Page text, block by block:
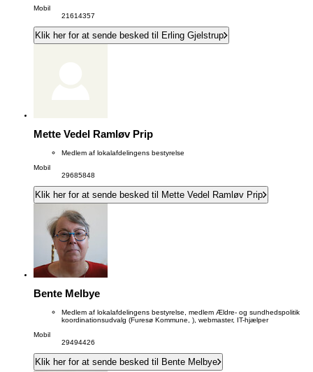
Mobil
21614357
Klik her for at sende besked til Erling Gjelstrup
Mette Vedel Ramløv Prip
Medlem af lokalafdelingens bestyrelse
Mobil
29685848
Klik her for at sende besked til Mette Vedel Ramløv Prip
Bente Melbye
Medlem af lokalafdelingens bestyrelse, medlem Ældre- og sundhedspolitik
koordinationsudvalg (Furesø Kommune, ), webmaster, IT-hjælper
Mobil
29494426
Klik her for at sende besked til Bente Melbye